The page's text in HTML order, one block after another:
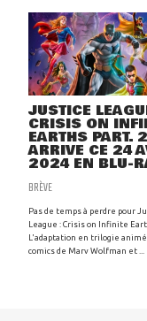
JUSTICE
CRISIS ON
EARTHS PART. 2
ARRIVE CE 24
2024 EN BLU-
BRÈVE
Pas de temps à perdre pour
League : Crisis on Infinite
L'adaptation en trilogie
comics de Marv Wolfman et ...